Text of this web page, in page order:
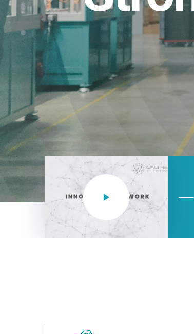
NEO CEE: Energieverteilung
effizient in der Installation,